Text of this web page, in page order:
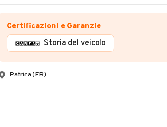
Certificazioni e Garanzie
Storia del veicolo
Patrica (FR)